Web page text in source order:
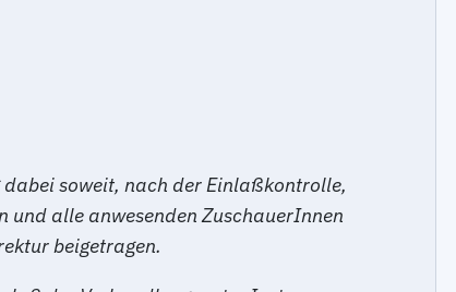
soweit, nach der Einlaßkontrolle,
und alle anwesenden ZuschauerInnen
beigetragen.